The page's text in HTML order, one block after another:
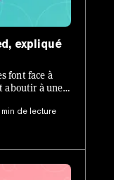
expliqué
font face à
aboutir à une
min de lecture